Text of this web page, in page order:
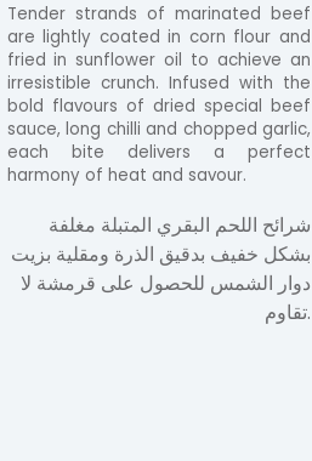
Tender strands of marinated beef
are lightly coated in corn flour and
fried in sunflower oil to achieve an
irresistible crunch. Infused with the
bold flavours of dried special beef
sauce, long chilli and chopped garlic,
each bite delivers a perfect
harmony of heat and savour.
شرائح اللحم البقري المتبلة مغلفة
بشكل خفيف بدقيق الذرة ومقلية بزيت
دوار الشمس للحصول على قرمشة لا
تقاوم.